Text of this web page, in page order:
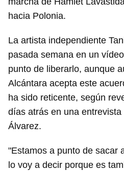
hacia Polonia.
La artista independiente
pasada semana en un
punto de liberarlo, aunque
Alcántara acepta este
ha sido reticente, según
días atrás en una entrevista
Álvarez.
"Estamos a punto de sacar
lo voy a decir porque es